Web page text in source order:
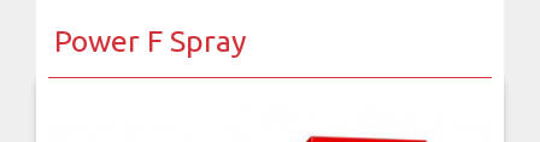
Power F Spray